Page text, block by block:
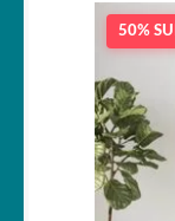
50%